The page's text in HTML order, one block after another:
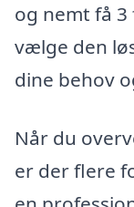
og nemt få
vælge den
dine behov
Når du
er der flere